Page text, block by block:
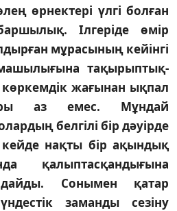
өрнектері үлгі болған
Ілгеріде өмір
мұрасының кейінгі
тақырыптық-
жағынан ықпал
аз емес. Мұндай
белгілі бір дәуірде
нақты бір ақындық
қалыптасқандығына
Сонымен қатар
заманды сезіну